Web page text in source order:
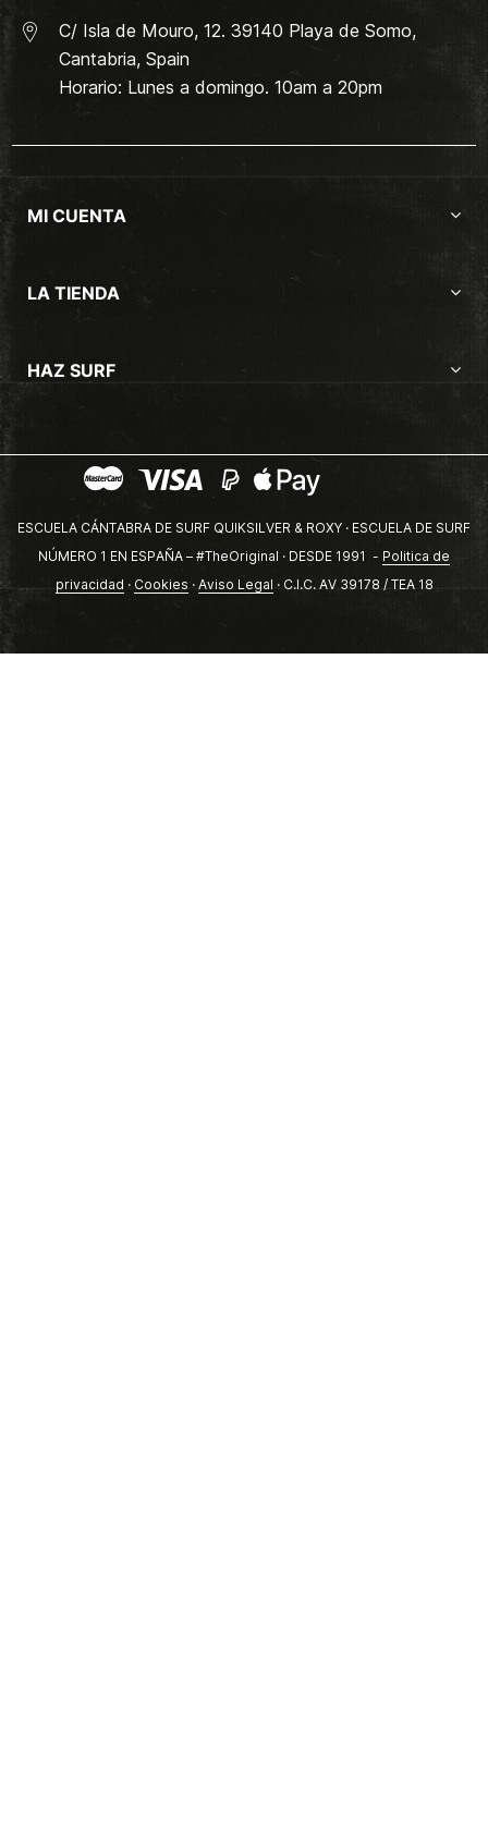
C/ Isla de Mouro, 12. 39140 Playa de Somo,
Cantabria, Spain
Horario: Lunes a domingo. 10am a 20pm
MI CUENTA
LA TIENDA
HAZ SURF
ESCUELA CÁNTABRA DE SURF QUIKSILVER & ROXY · ESCUELA DE SURF
NÚMERO 1 EN ESPAÑA – #TheOriginal · DESDE 1991 - Politica de
privacidad · Cookies · Aviso Legal · C.I.C. AV 39178 / TEA 18